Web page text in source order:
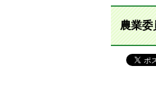
住民登録
マイナ
農業委